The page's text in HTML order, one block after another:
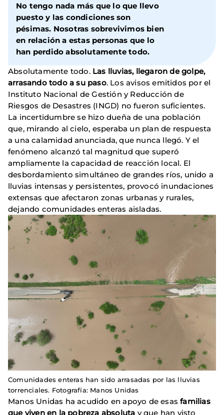
No tengo nada más que lo que llevo
puesto y las condiciones son
pésimas. Nosotras sobrevivimos bien
en relación a estas personas que lo
han perdido absolutamente todo.
Absolutamente todo. Las lluvias, llegaron de golpe,
arrasando todo a su paso. Los avisos emitidos por el
Instituto Nacional de Gestión y Reducción de
Riesgos de Desastres (INGD) no fueron suficientes.
La incertidumbre se hizo dueña de una población
que, mirando al cielo, esperaba un plan de respuesta
a una calamidad anunciada, que nunca llegó. Y el
fenómeno alcanzó tal magnitud que superó
ampliamente la capacidad de reacción local. El
desbordamiento simultáneo de grandes ríos, unido a
lluvias intensas y persistentes, provocó inundaciones
extensas que afectaron zonas urbanas y rurales,
dejando comunidades enteras aisladas.
Comunidades enteras han sido arrasadas por las lluvias
torrenciales. Fotografía: Manos Unidas
Manos Unidas ha acudido en apoyo de esasfamilias
que viven en la pobreza absoluta y que han visto